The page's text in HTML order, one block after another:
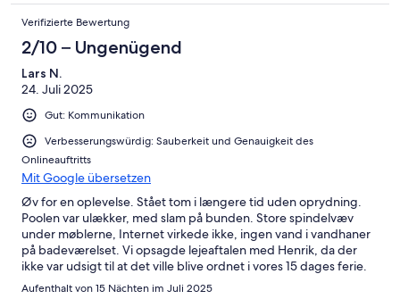
déclencher de feu. Ceci dit les propriétaire de la maison sont
très gentil, ils répondent et agissent rapidement. Lorsque l'un
des voisin avait couper l'eau de la maison, dès le lendemain
matin le plombier était arriver. Quand la piscine est devenue
verte idem. Cela dit nous avons tout de même passé
d'excellente vacances et nous recommandons cette maison.
Verifizierte Bewertung
2/10 – Ungenügend
Lars N.
24. Juli 2025
Gut: Kommunikation
Verbesserungswürdig: Sauberkeit und Genauigkeit des
Onlineauftritts
Mit Google übersetzen
Øv for en oplevelse. Stået tom i længere tid uden oprydning.
Poolen var ulækker, med slam på bunden. Store spindelvæv
under møblerne, Internet virkede ikke, ingen vand i vandhaner
på badeværelset. Vi opsagde lejeaftalen med Henrik, da der
ikke var udsigt til at det ville blive ordnet i vores 15 dages ferie.
Det var en dyr overnatning, da i kom til at betale Vrbo sit gebyr,
Aufenthalt von 15 Nächten im Juli 2025